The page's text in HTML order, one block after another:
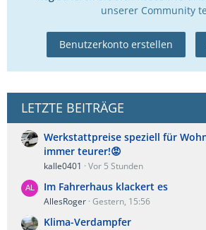
unserer Community
Benutzerkonto erstellen
LETZTE BEITRÄGE
Werkstattpreise speziell für
immer teurer!😡
kalle0401 Vor 5 Stunden
Im Fahrerhaus klackert es
AllesRoger Gestern, 15:56
Klima-Verdampfer